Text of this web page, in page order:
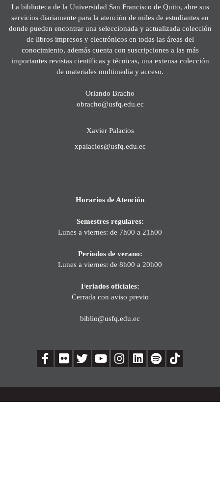
La biblioteca de la Universidad San Francisco de Quito, abre sus
servicios diariamente para la atención de miles de estudiantes en
donde pueden encontrar una seleccionada y actualizada colección
de libros impresos y electrónicos en todas las áreas del
conocimiento, además cuenta con suscripciones a las más
importantes revistas científicas y técnicas, una extensa colección
de materiales multimedia y acceso.
Orlando Bracho
obracho@usfq.edu.ec
Xavier Palacios
xpalacios@usfq.edu.ec
Horarios de Atención
Semestres regulares:
Lunes a viernes: de 7h00 a 21h00
Períodos de verano:
Lunes a viernes: de 8h00 a 20h00
Feriados oficiales:
Cerrada con aviso previo
biblio@usfq.edu.ec